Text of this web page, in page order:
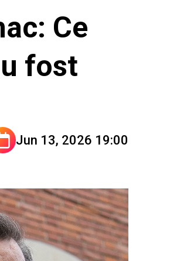
Ce
fost
Jun 13, 2026 19:00